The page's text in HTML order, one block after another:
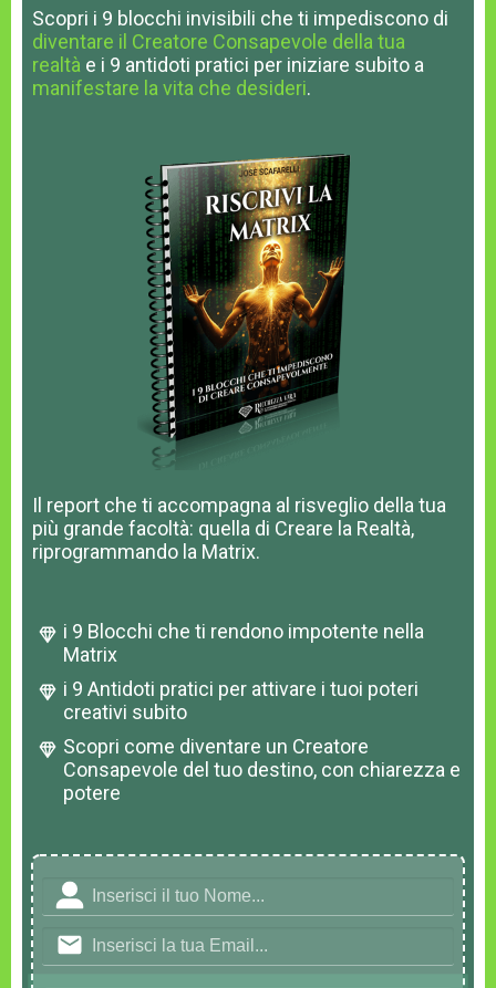
Scopri i 9 blocchi invisibili che ti impediscono di
diventare il Creatore Consapevole della tua
realtà e i 9 antidoti pratici per iniziare subito a
manifestare la vita che desideri.
Il report che ti accompagna al risveglio della tua
più grande facoltà: quella di Creare la Realtà,
riprogrammando la Matrix.
i 9 Blocchi che ti rendono impotente nella
Matrix
i 9 Antidoti pratici per attivare i tuoi poteri
creativi subito
Scopri come diventare un Creatore
Consapevole del tuo destino, con chiarezza e
potere